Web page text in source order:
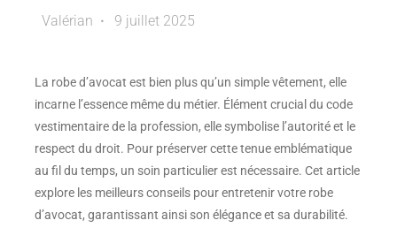
Valérian 9 juillet 2025
La robe d’avocat est bien plus qu’un simple vêtement, elle
incarne l’essence même du métier. Élément crucial du code
vestimentaire de la profession, elle symbolise l’autorité et le
respect du droit. Pour préserver cette tenue emblématique
au fil du temps, un soin particulier est nécessaire. Cet article
explore les meilleurs conseils pour entretenir votre robe
d’avocat, garantissant ainsi son élégance et sa durabilité.